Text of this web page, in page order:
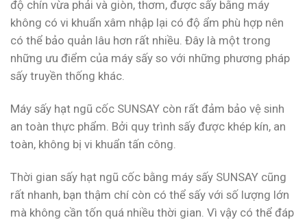
độ chín vừa phải và giòn, thơm, được sấy bằng máy
không có vi khuẩn xâm nhập lại có độ ẩm phù hợp nên
có thể bảo quản lâu hơn rất nhiều. Đây là một trong
những ưu điểm của máy sấy so với những phương pháp
sấy truyền thống khác.
Máy sấy hạt ngũ cốc SUNSAY còn rất đảm bảo vệ sinh
an toàn thực phẩm. Bởi quy trình sấy được khép kín, an
toàn, không bị vi khuẩn tấn công.
Thời gian sấy hạt ngũ cốc bằng máy sấy SUNSAY cũng
rất nhanh, bạn thậm chí còn có thể sấy với số lượng lớn
mà không cần tốn quá nhiều thời gian. Vì vậy có thể đáp